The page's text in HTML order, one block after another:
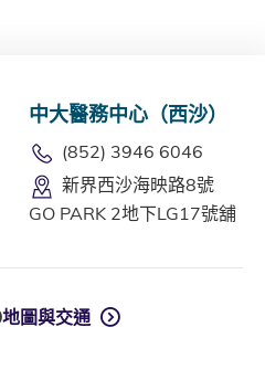
中大醫務中心（西沙）
(852) 3946 6046
新界西沙海映路8號
GO PARK 2地下LG17號舖
地圖與交通